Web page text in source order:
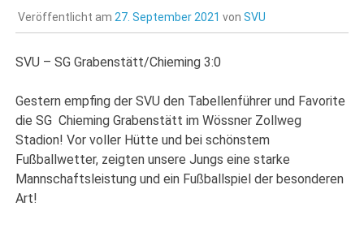
Veröffentlicht am 27. September 2021 von SVU
SVU – SG Grabenstätt/Chieming 3:0
Gestern empfing der SVU den Tabellenführer und Favorite
die SG Chieming Grabenstätt im Wössner Zollweg
Stadion! Vor voller Hütte und bei schönstem
Fußballwetter, zeigten unsere Jungs eine starke
Mannschaftsleistung und ein Fußballspiel der besonderen
Art!